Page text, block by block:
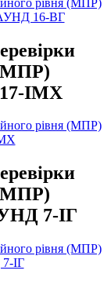
(МПР)
ІМХ
(МПР)
7-ІГ